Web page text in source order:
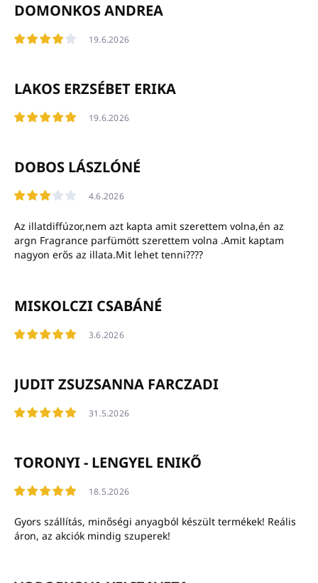
DOMONKOS ANDREA
19.6.2026
LAKOS ERZSÉBET ERIKA
19.6.2026
DOBOS LÁSZLÓNÉ
4.6.2026
Az illatdiffúzor,nem azt kapta amit szerettem volna,én az
argn Fragrance parfümött szerettem volna .Amit kaptam
nagyon erős az illata.Mit lehet tenni????
MISKOLCZI CSABÁNÉ
3.6.2026
JUDIT ZSUZSANNA FARCZADI
31.5.2026
TORONYI - LENGYEL ENIKŐ
18.5.2026
Gyors szállítás, minőségi anyagból készült termékek! Reális
áron, az akciók mindig szuperek!